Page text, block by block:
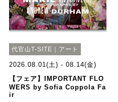
代官山T-SITE｜アート
2026.08.01(土) - 08.14(金)
【フェア】IMPORTANT FLO
WERS by Sofia Coppola Fa
ir